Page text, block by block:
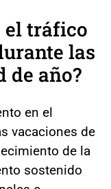
el tráfico
las
de año?
en el
vacaciones de
de la
sostenido